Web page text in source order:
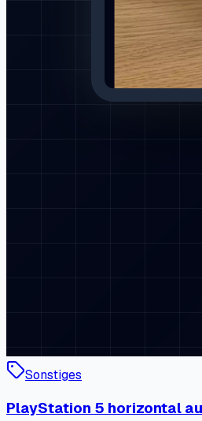
Sonstiges
PlayStation 5 horizontal